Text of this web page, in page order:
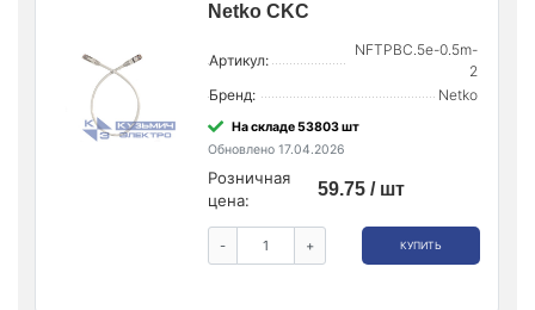
Netko CKC
Артикул:
NFTPBC.5e-0.5m-
2
Бренд:
Netko
На складе 53803 шт
Обновлено 17.04.2026
Розничная
цена:
59.75 / шт
- + КУПИТЬ